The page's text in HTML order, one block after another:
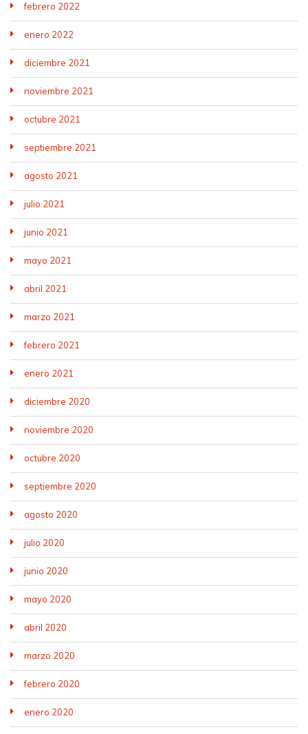
febrero 2022
enero 2022
diciembre 2021
noviembre 2021
octubre 2021
septiembre 2021
agosto 2021
julio 2021
junio 2021
mayo 2021
abril 2021
marzo 2021
febrero 2021
enero 2021
diciembre 2020
noviembre 2020
octubre 2020
septiembre 2020
agosto 2020
julio 2020
junio 2020
mayo 2020
abril 2020
marzo 2020
febrero 2020
enero 2020